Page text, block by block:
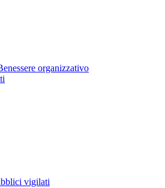
organizzativo
vigilati